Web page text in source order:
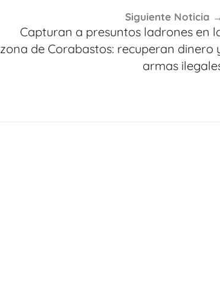
Siguiente Noticia
Capturan a presuntos ladrones en
zona de Corabastos: recuperan dinero
armas